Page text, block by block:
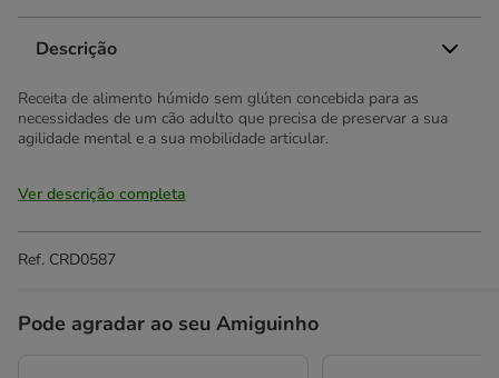
Descrição
Receita de alimento húmido sem glúten concebida para as
necessidades de um cão adulto que precisa de preservar a sua
agilidade mental e a sua mobilidade articular.
Ver descrição completa
Ref. CRD0587
Pode agradar ao seu Amiguinho